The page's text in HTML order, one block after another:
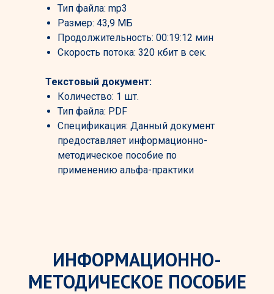
Тип файла: mp3
Размер: 43,9 МБ
Продолжительность: 00:19:12 мин
Скорость потока: 320 кбит в сек.
Текстовый документ:
Количество: 1 шт.
Тип файла: PDF
Спецификация: Данный документ
предоставляет информационно-
методическое пособие по
применению альфа-практики
ИНФОРМАЦИОННО-
МЕТОДИЧЕСКОЕ ПОСОБИЕ